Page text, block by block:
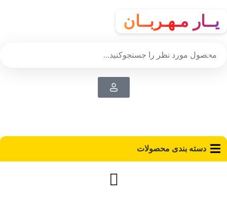
یــار مـهـربــان
دسته‌ بندی محصولات